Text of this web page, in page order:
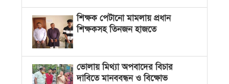
শিক্ষক পেটানো মামলায় প্রধান
শিক্ষকসহ তিনজন হাজতে
ভোলায় মিথ্যা অপবাদের বিচার
দাবিতে মানববন্ধন ও বিক্ষোভ